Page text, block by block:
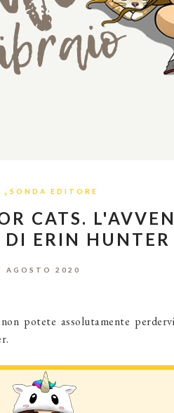
, SONDA EDITORE
CATS.
ERIN HUNTER
AGOSTO 2020
potete assolutamente